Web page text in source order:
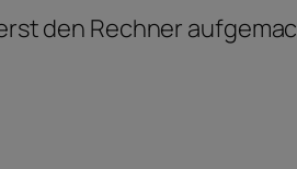
den Rechner